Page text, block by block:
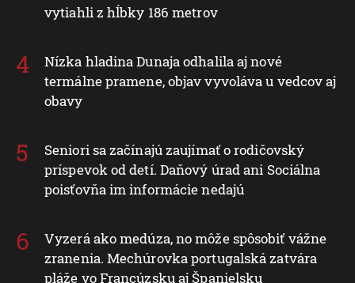
vytiahli z hĺbky 186 metrov
Nízka hladina Dunaja odhalila aj nové
termálne pramene, objav vyvoláva u vedcov aj
obavy
Seniori sa začínajú zaujímať o rodičovský
príspevok od detí. Daňový úrad ani Sociálna
poisťovňa im informácie nedajú
Vyzerá ako medúza, no môže spôsobiť vážne
zranenia. Mechúrovka portugalská zatvára
pláže vo Francúzsku aj Španielsku